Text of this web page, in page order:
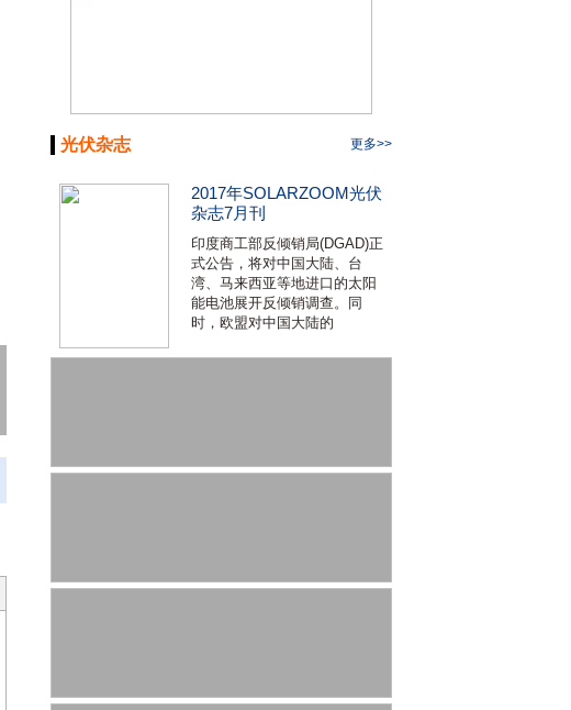
光伏杂志 更多>>
2017年SOLARZOOM光伏
杂志7月刊
印度商工部反倾销局(DGAD)正
式公告，将对中国大陆、台
湾、马来西亚等地进口的太阳
能电池展开反倾销调查。同
时，欧盟对中国大陆的